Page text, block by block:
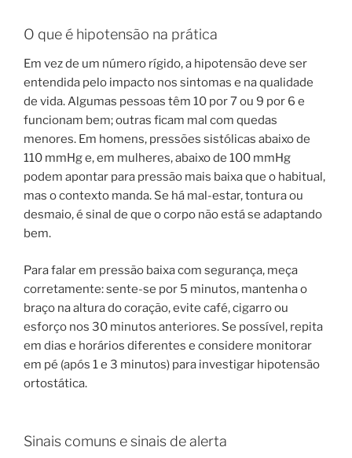
O que é hipotensão na prática
Em vez de um número rígido, a hipotensão deve ser
entendida pelo impacto nos sintomas e na qualidade
de vida. Algumas pessoas têm 10 por 7 ou 9 por 6 e
funcionam bem; outras ficam mal com quedas
menores. Em homens, pressões sistólicas abaixo de
110 mmHg e, em mulheres, abaixo de 100 mmHg
podem apontar para pressão mais baixa que o habitual,
mas o contexto manda. Se há mal-estar, tontura ou
desmaio, é sinal de que o corpo não está se adaptando
bem.
Para falar em pressão baixa com segurança, meça
corretamente: sente-se por 5 minutos, mantenha o
braço na altura do coração, evite café, cigarro ou
esforço nos 30 minutos anteriores. Se possível, repita
em dias e horários diferentes e considere monitorar
em pé (após 1 e 3 minutos) para investigar hipotensão
ortostática.
Sinais comuns e sinais de alerta